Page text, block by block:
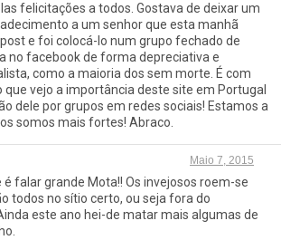
felicitações a todos. Gostava de deixar um
a um senhor que esta manhã
e foi colocá-lo num grupo fechado de
no facebook de forma depreciativa e
como a maioria dos sem morte. É com
que vejo a importância deste site em Portugal
dele por grupos em redes sociais! Estamos a
somos mais fortes! Abraco.
Maio 7, 2015
é falar grande Mota!! Os invejosos roem-se
todos no sítio certo, ou seja fora do
este ano hei-de matar mais algumas de